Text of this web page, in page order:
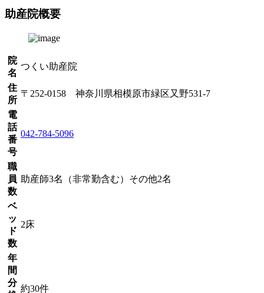
助産院概要
院
名
つくい助産院
住
所
〒252-0158 神奈川県相模原市緑区又野531-7
電
話
番
号
042-784-5096
職
員
数
助産師3名（非常勤含む）その他2名
ベ
ッ
ド
数
2床
年
間
分
約30件